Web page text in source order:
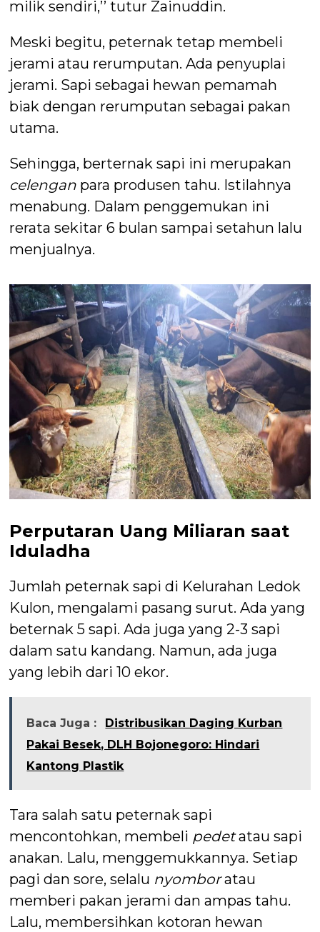
milik sendiri,’’ tutur Zainuddin.
Meski begitu, peternak tetap membeli
jerami atau rerumputan. Ada penyuplai
jerami. Sapi sebagai hewan pemamah
biak dengan rerumputan sebagai pakan
utama.
Sehingga, berternak sapi ini merupakan
celengan para produsen tahu. Istilahnya
menabung. Dalam penggemukan ini
rerata sekitar 6 bulan sampai setahun lalu
menjualnya.
Perputaran Uang Miliaran saat
Iduladha
Jumlah peternak sapi di Kelurahan Ledok
Kulon, mengalami pasang surut. Ada yang
beternak 5 sapi. Ada juga yang 2-3 sapi
dalam satu kandang. Namun, ada juga
yang lebih dari 10 ekor.
Baca Juga :
Distribusikan Daging Kurban
Pakai Besek, DLH Bojonegoro: Hindari
Kantong Plastik
Tara salah satu peternak sapi
mencontohkan, membeli pedetatau sapi
anakan. Lalu, menggemukkannya. Setiap
pagi dan sore, selalu nyomboratau
memberi pakan jerami dan ampas tahu.
Lalu, membersihkan kotoran hewan